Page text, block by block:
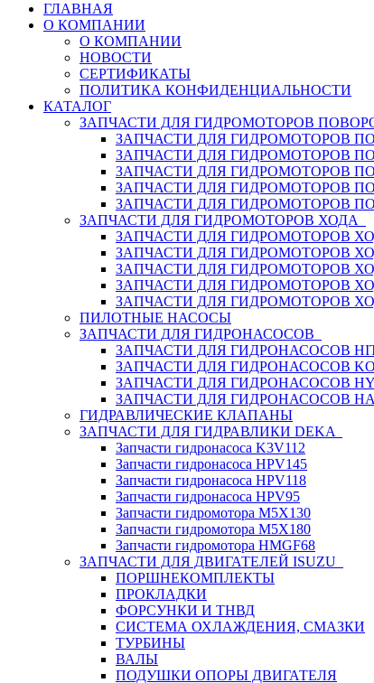
ГЛАВНАЯ
О КОМПАНИИ
О КОМПАНИИ
НОВОСТИ
СЕРТИФИКАТЫ
ПОЛИТИКА КОНФИДЕНЦИАЛЬНОСТИ
КАТАЛОГ
ЗАПЧАСТИ ДЛЯ ГИДРОМОТОРОВ
ЗАПЧАСТИ ДЛЯ ГИДРОМОТОРОВ
ЗАПЧАСТИ ДЛЯ ГИДРОМОТОРОВ
ЗАПЧАСТИ ДЛЯ ГИДРОМОТОРОВ
ЗАПЧАСТИ ДЛЯ ГИДРОМОТОРОВ
ЗАПЧАСТИ ДЛЯ ГИДРОМОТОРОВ
ЗАПЧАСТИ ДЛЯ ГИДРОМОТОРОВ ХОДА
ЗАПЧАСТИ ДЛЯ ГИДРОМОТОРОВ
ЗАПЧАСТИ ДЛЯ ГИДРОМОТОРОВ
ЗАПЧАСТИ ДЛЯ ГИДРОМОТОРОВ
ЗАПЧАСТИ ДЛЯ ГИДРОМОТОРОВ
ЗАПЧАСТИ ДЛЯ ГИДРОМОТОРОВ
ПИЛОТНЫЕ НАСОСЫ
ЗАПЧАСТИ ДЛЯ ГИДРОНАСОСОВ
ЗАПЧАСТИ ДЛЯ ГИДРОНАСОСОВ
ЗАПЧАСТИ ДЛЯ ГИДРОНАСОСОВ
ЗАПЧАСТИ ДЛЯ ГИДРОНАСОСОВ
ЗАПЧАСТИ ДЛЯ ГИДРОНАСОСОВ
ГИДРАВЛИЧЕСКИЕ КЛАПАНЫ
ЗАПЧАСТИ ДЛЯ ГИДРАВЛИКИ DEKA
Запчасти гидронасоса K3V112
Запчасти гидронасоса HPV145
Запчасти гидронасоса HPV118
Запчасти гидронасоса HPV95
Запчасти гидромотора M5X130
Запчасти гидромотора M5X180
Запчасти гидромотора HMGF68
ЗАПЧАСТИ ДЛЯ ДВИГАТЕЛЕЙ ISUZU
ПОРШНЕКОМПЛЕКТЫ
ПРОКЛАДКИ
ФОРСУНКИ И ТНВД
СИСТЕМА ОХЛАЖДЕНИЯ, СМАЗКИ
ТУРБИНЫ
ВАЛЫ
ПОДУШКИ ОПОРЫ ДВИГАТЕЛЯ